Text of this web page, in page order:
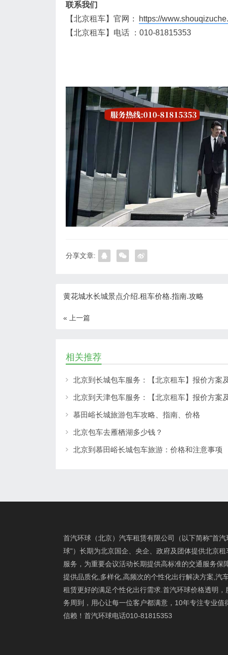
联系我们
【北京租车】官网：
https://
【北京租车】电话 ：010-81815353
分享文章:
黄花城水长城景点介绍.租车价格.指南.攻略
« 上一篇
相关推荐
北京到长城包车服务：【北京租车】报价方案
北京到天津包车服务：【北京租车】报价方案
慕田峪长城旅游包车攻略、指南、价格
北京包车去雁栖湖多少钱？
北京到慕田峪长城包车旅游：价格和注意事项
首汽环球（北京）汽车租赁有限公司（以下简称"首汽
球"）长期为北京国企、央企、政府及团体提供北京租
服务，为重要会议活动长期提供高标准的交通服务保
提供品质化,多样化,高频次的个性化出行解决方案,汽
租赁更好的满足个性化出行需求.首汽环球价格透明，
务周到，用心让每一位客户都满意，10年专注专业值
信赖！首汽环球电话010-81815353